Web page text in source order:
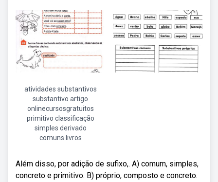
atividades substantivos
substantivo artigo
onlinecursosgratuitos
primitivo classificação
simples derivado
comuns livros
Além disso, por adição de sufixo,. A) comum, simples,
concreto e primitivo. B) próprio, composto e concreto.